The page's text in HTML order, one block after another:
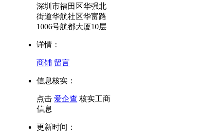
深圳市福田区华强北
街道华航社区华富路
1006号航都大厦10层
详情：
商铺 留言
信息核实：
点击 爱企查 核实工商
信息
更新时间：